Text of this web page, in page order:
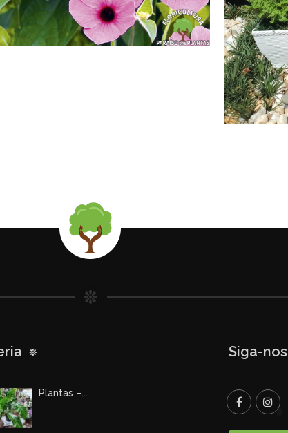
Plantas –...
Siga-nos